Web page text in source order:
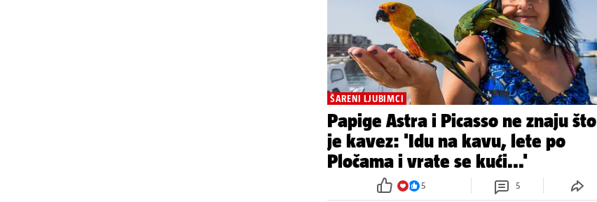
ŠARENI LJUBIMCI
Papige Astra i Picasso ne znaju što
je kavez: 'Idu na kavu, lete po
Pločama i vrate se kući...'
5 5